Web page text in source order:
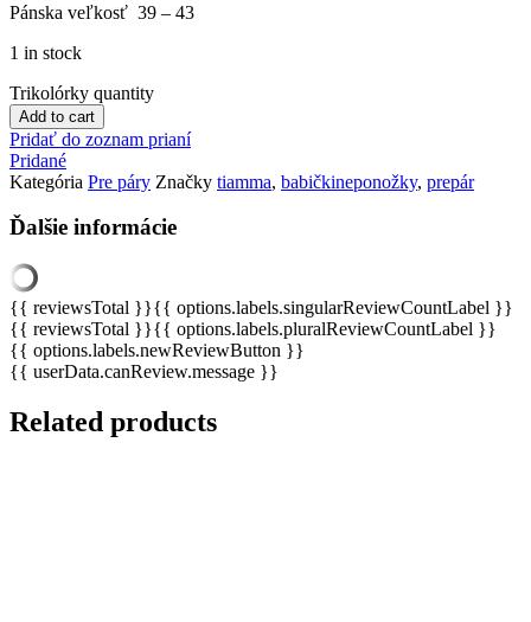
Pánska veľkosť 39 – 43
1 in stock
Trikolórky quantity
Add to cart
Pridať do zoznam prianí
Pridané
Kategória Pre páry Značky tiamma, babičkineponožky, prepár
Ďalšie informácie
{{ reviewsTotal }}{{ options.labels.singularReviewCountLabel }}
{{ reviewsTotal }}{{ options.labels.pluralReviewCountLabel }}
{{ options.labels.newReviewButton }}
{{ userData.canReview.message }}
Related products